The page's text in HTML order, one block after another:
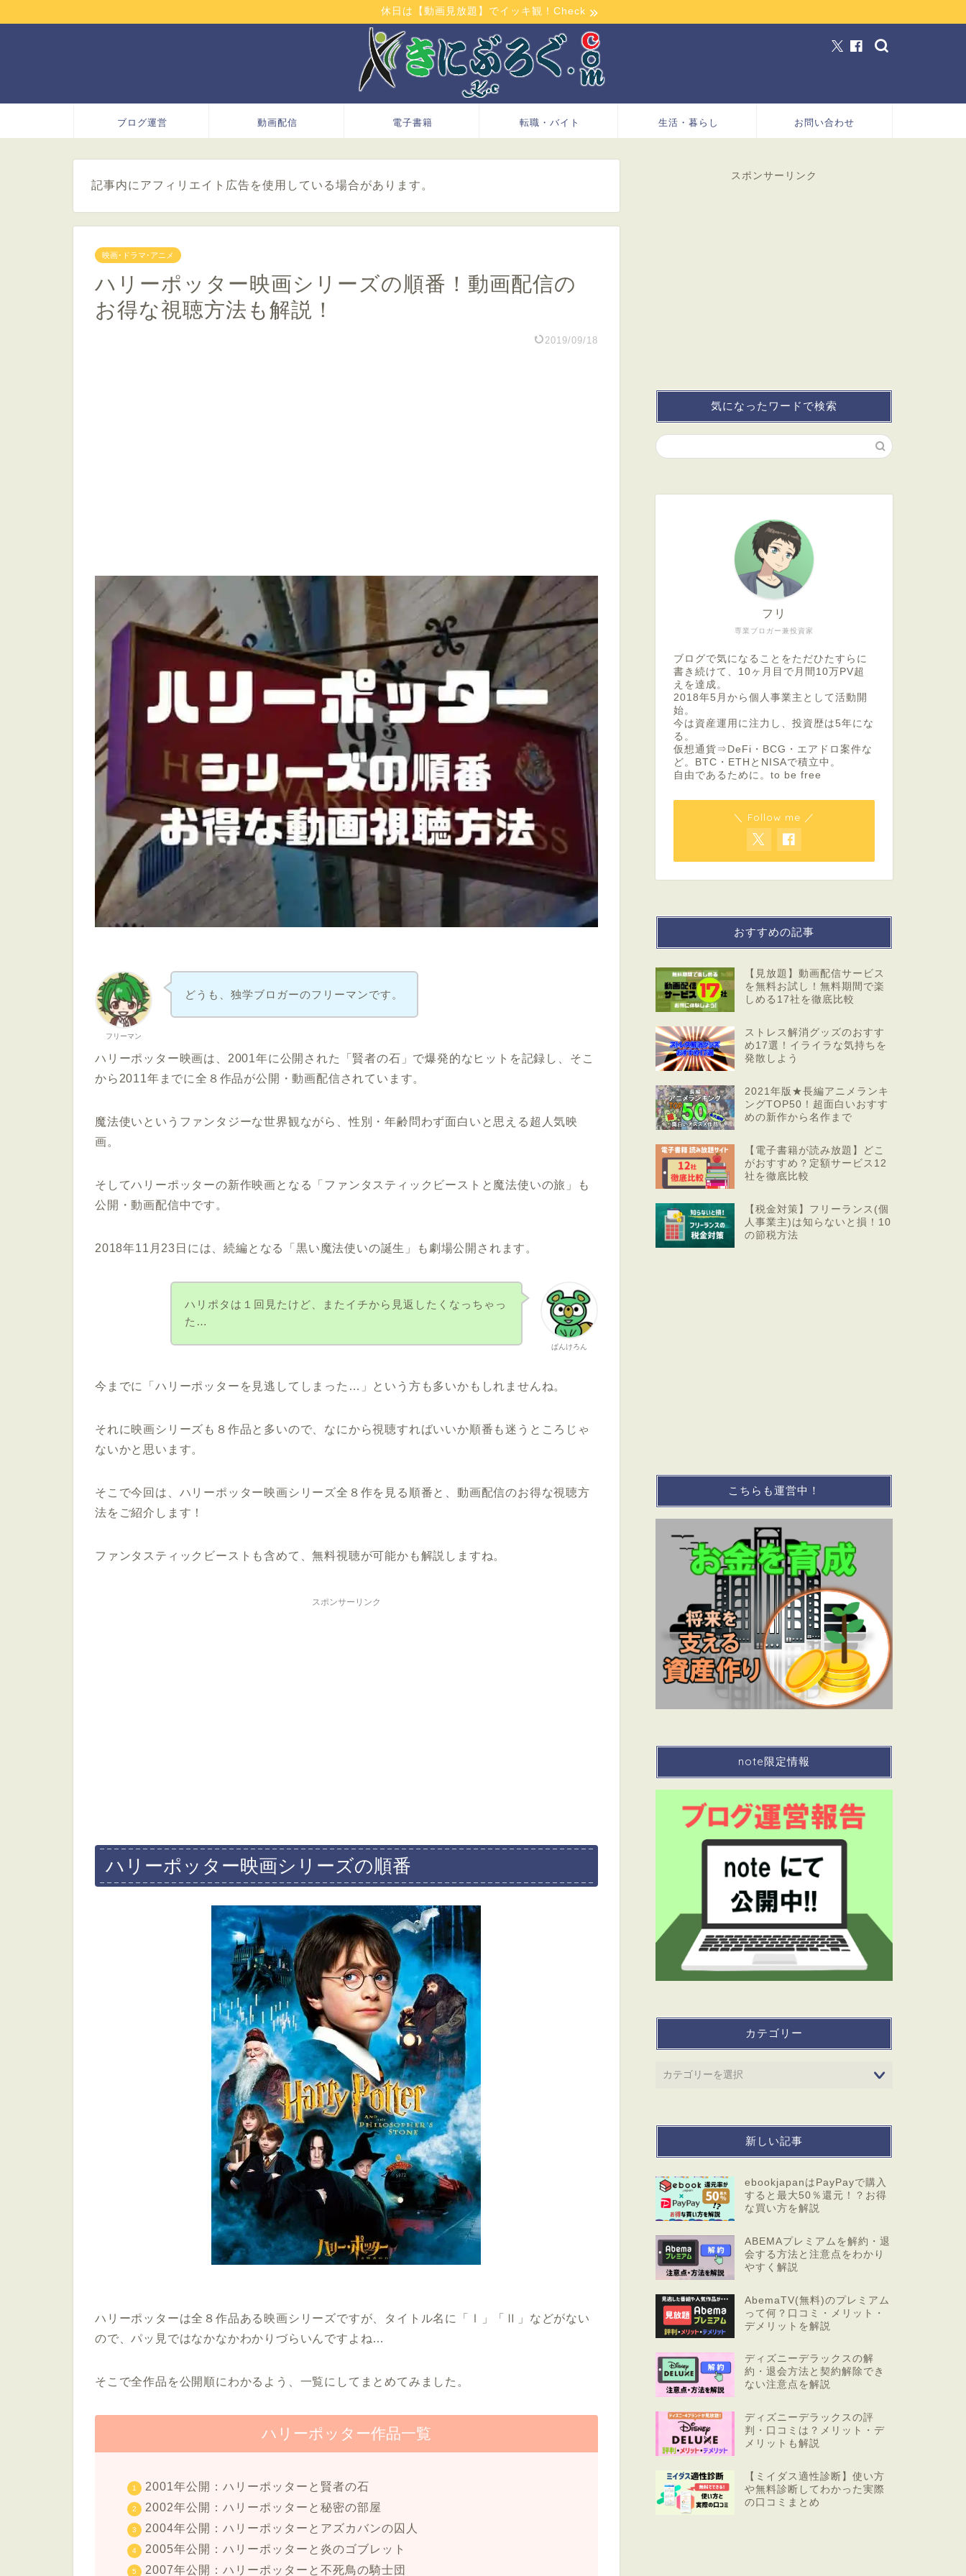
休日は【動画見放題】でイッキ観！Check
ブログ運営 動画配信 電子書籍 転職・バイト 生活・暮らし お問い合わせ
記事内にアフィリエイト広告を使用している場合があります。
映画･ドラマ･アニメ
ハリーポッター映画シリーズの順番！動画配信の
お得な視聴方法も解説！
2019/09/18
フリーマン
どうも、独学ブロガーのフリーマンです。
ハリーポッター映画は、2001年に公開された「賢者の石」で爆発的なヒットを記録し、そこ
から2011年までに全８作品が公開・動画配信されています。
魔法使いというファンタジーな世界観ながら、性別・年齢問わず面白いと思える超人気映
画。
そしてハリーポッターの新作映画となる「ファンタスティックビーストと魔法使いの旅」も
公開・動画配信中です。
2018年11月23日には、続編となる「黒い魔法使いの誕生」も劇場公開されます。
ぱんけろん
ハリポタは１回見たけど、またイチから見返したくなっちゃっ
た…
今までに「ハリーポッターを見逃してしまった…」という方も多いかもしれませんね。
それに映画シリーズも８作品と多いので、 なにから視聴すればいいか順番も迷う ところじゃ
ないかと思います。
そこで今回は、ハリーポッター映画シリーズ全８作を見る順番と、動画配信のお得な視聴方
法をご紹介します！
ファンタスティックビーストも含めて、無料視聴が可能かも解説しますね。
スポンサーリンク
ハリーポッター映画シリーズの順番
ハリーポッターは全８作品ある映画シリーズですが、タイトル名に「Ⅰ」「Ⅱ」などがない
ので、パッ見ではなかなかわかりづらいんですよね…
そこで全作品を公開順にわかるよう、一覧にしてまとめてみました。
ハリーポッター作品一覧
2001年公開：ハリーポッターと賢者の石
2002年公開：ハリーポッターと秘密の部屋
2004年公開：ハリーポッターとアズカバンの囚人
2005年公開：ハリーポッターと炎のゴブレット
2007年公開：ハリーポッターと不死鳥の騎士団
スポンサーリンク
気になったワードで検索
専業ブロガー兼投資家
フリ
ブログで気になることをただひたすらに
書き続けて、10ヶ月目で月間10万PV超
えを達成。
2018年5月から個人事業主として活動開
始。
今は資産運用に注力し、投資歴は5年にな
る。
仮想通貨⇒DeFi・BCG・エアドロ案件な
ど。BTC・ETHとNISAで積立中。
自由であるために。to be free
＼ Follow me ／
おすすめの記事
【見放題】動画配信サービス
を無料お試し！無料期間で楽
しめる17社を徹底比較
ストレス解消グッズのおすす
め17選！イライラな気持ちを
発散しよう
2021年版★長編アニメランキ
ングTOP50！超面白いおすす
めの新作から名作まで
【電子書籍が読み放題】どこ
がおすすめ？定額サービス12
社を徹底比較
【税金対策】フリーランス(個
人事業主)は知らないと損！10
の節税方法
こちらも運営中！
note限定情報
カテゴリー
新しい記事
ebookjapanはPayPayで購入
すると最大50％還元！？お得
な買い方を解説
ABEMAプレミアムを解約・退
会する方法と注意点をわかり
やすく解説
AbemaTV(無料)のプレミアム
って何？口コミ・メリット・
デメリットを解説
ディズニーデラックスの解
約・退会方法と契約解除でき
ない注意点を解説
ディズニーデラックスの評
判・口コミは？メリット・デ
メリットも解説
【ミイダス適性診断】使い方
や無料診断してわかった実際
の口コミまとめ